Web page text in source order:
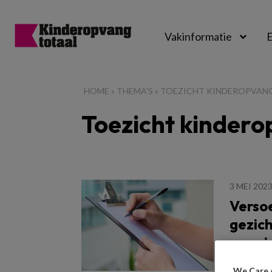
Vakinformatie
HOME » THEMA'S » TOEZICHT
Toezicht
3 MEI 2023
voor